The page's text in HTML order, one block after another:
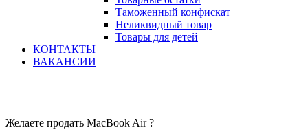
Таможенный конфискат
Неликвидный товар
Товары для детей
КОНТАКТЫ
ВАКАНСИИ
Желаете продать MacBook Air ?